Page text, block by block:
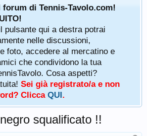
forum di Tennis-Tavolo.com!
pulsante qui a destra potrai
nelle discussioni,
foto, accedere al mercatino e
che condividono la tua
Cosa aspetti?
Sei già registrato/a e non
Clicca QUI.
squalificato !!